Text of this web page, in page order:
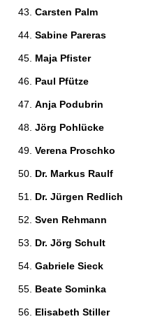
Carsten Palm
Sabine Pareras
Maja Pfister
Paul Pfütze
Anja Podubrin
Jörg Pohlücke
Verena Proschko
Dr. Markus Raulf
Dr. Jürgen Redlich
Sven Rehmann
Dr. Jörg Schult
Gabriele Sieck
Beate Sominka
Elisabeth Stiller